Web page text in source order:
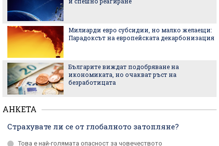
Милиарди евро субсидии, но малко желаещи:
Парадоксът на европейската декарбонизация
Българите виждат подобряване на
икономиката, но очакват ръст на
безработицата
АНКЕТА
Страхувате ли се от глобалното затопляне?
Това е най-голямата опасност за човечеството